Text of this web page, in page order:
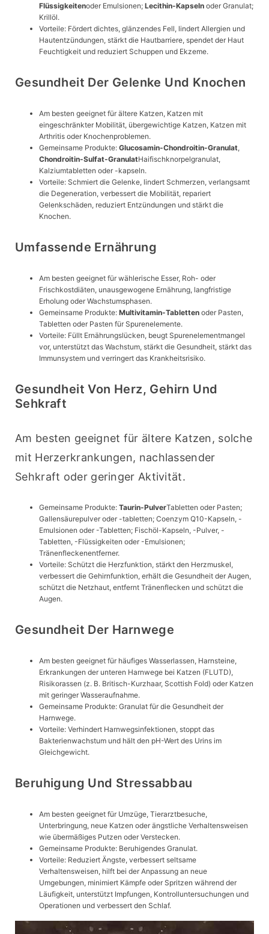
Flüssigkeitenoder Emulsionen; Lecithin-Kapseln oder Granulat;
Krillöl.
Vorteile: Fördert dichtes, glänzendes Fell, lindert Allergien und
Hautentzündungen, stärkt die Hautbarriere, spendet der Haut
Feuchtigkeit und reduziert Schuppen und Ekzeme.
Gesundheit Der Gelenke Und Knochen
Am besten geeignet für ältere Katzen, Katzen mit
eingeschränkter Mobilität, übergewichtige Katzen, Katzen mit
Arthritis oder Knochenproblemen.
Gemeinsame Produkte: Glucosamin-Chondroitin-Granulat,
Chondroitin-Sulfat-GranulatHaifischknorpelgranulat,
Kalziumtabletten oder -kapseln.
Vorteile: Schmiert die Gelenke, lindert Schmerzen, verlangsamt
die Degeneration, verbessert die Mobilität, repariert
Gelenkschäden, reduziert Entzündungen und stärkt die
Knochen.
Umfassende Ernährung
Am besten geeignet für wählerische Esser, Roh- oder
Frischkostdiäten, unausgewogene Ernährung, langfristige
Erholung oder Wachstumsphasen.
Gemeinsame Produkte: Multivitamin-Tabletten oder Pasten,
Tabletten oder Pasten für Spurenelemente.
Vorteile: Füllt Ernährungslücken, beugt Spurenelementmangel
vor, unterstützt das Wachstum, stärkt die Gesundheit, stärkt das
Immunsystem und verringert das Krankheitsrisiko.
Gesundheit Von Herz, Gehirn Und
Sehkraft
Am besten geeignet für ältere Katzen, solche
mit Herzerkrankungen, nachlassender
Sehkraft oder geringer Aktivität.
Gemeinsame Produkte: Taurin-PulverTabletten oder Pasten;
Gallensäurepulver oder -tabletten; Coenzym Q10-Kapseln, -
Emulsionen oder -Tabletten; Fischöl-Kapseln, -Pulver, -
Tabletten, -Flüssigkeiten oder -Emulsionen;
Tränenfleckenentferner.
Vorteile: Schützt die Herzfunktion, stärkt den Herzmuskel,
verbessert die Gehirnfunktion, erhält die Gesundheit der Augen,
schützt die Netzhaut, entfernt Tränenflecken und schützt die
Augen.
Gesundheit Der Harnwege
Am besten geeignet für häufiges Wasserlassen, Harnsteine,
Erkrankungen der unteren Harnwege bei Katzen (FLUTD),
Risikorassen (z. B. Britisch-Kurzhaar, Scottish Fold) oder Katzen
mit geringer Wasseraufnahme.
Gemeinsame Produkte: Granulat für die Gesundheit der
Harnwege.
Vorteile: Verhindert Harnwegsinfektionen, stoppt das
Bakterienwachstum und hält den pH-Wert des Urins im
Gleichgewicht.
Beruhigung Und Stressabbau
Am besten geeignet für Umzüge, Tierarztbesuche,
Unterbringung, neue Katzen oder ängstliche Verhaltensweisen
wie übermäßiges Putzen oder Verstecken.
Gemeinsame Produkte: Beruhigendes Granulat.
Vorteile: Reduziert Ängste, verbessert seltsame
Verhaltensweisen, hilft bei der Anpassung an neue
Umgebungen, minimiert Kämpfe oder Spritzen während der
Läufigkeit, unterstützt Impfungen, Kontrolluntersuchungen und
Operationen und verbessert den Schlaf.